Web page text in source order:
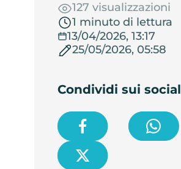
127 visualizzazioni
1 minuto di lettura
13/04/2026, 13:17
25/05/2026, 05:58
Condividi sui social